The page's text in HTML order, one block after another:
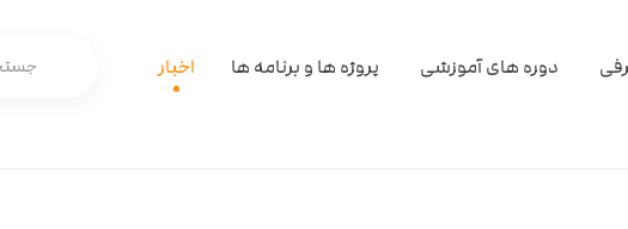
دوره های آموزشی پروژه ها و برنامه ها اخبار